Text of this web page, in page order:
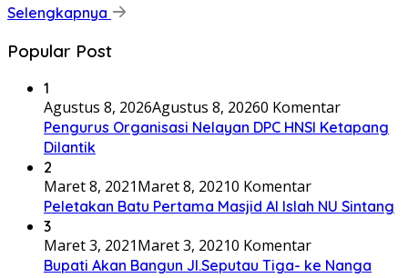
Selengkapnya
Popular Post
1
Agustus 8, 2026Agustus 8, 20260 Komentar
Pengurus Organisasi Nelayan DPC HNSI Ketapang
Dilantik
2
Maret 8, 2021Maret 8, 20210 Komentar
Peletakan Batu Pertama Masjid Al Islah NU Sintang
3
Maret 3, 2021Maret 3, 20210 Komentar
Bupati Akan Bangun Jl.Seputau Tiga- ke Nanga